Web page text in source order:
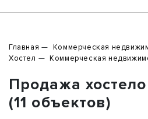
Главная Коммерческая
Хостел
Коммерческая
Продажа
(11 объектов)